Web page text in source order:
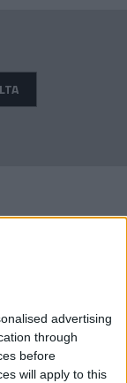
advertising
through
before
will apply to this